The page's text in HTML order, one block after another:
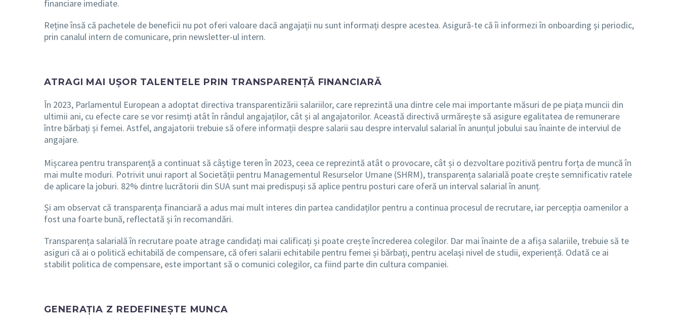
financiare imediate.
Reține însă că pachetele de beneficii nu pot oferi valoare dacă angajații nu sunt informați despre acestea. Asigură-te că îi informezi în onboarding și periodic,
prin canalul intern de comunicare, prin newsletter-ul intern.
ATRAGI MAI UȘOR TALENTELE PRIN TRANSPARENȚĂ FINANCIARĂ
În 2023, Parlamentul European a adoptat directiva transparentizării salariilor, care reprezintă una dintre cele mai importante măsuri de pe piața muncii din
ultimii ani, cu efecte care se vor resimți atât în rândul angajaților, cât și al angajatorilor. Această directivă urmărește să asigure egalitatea de remunerare
între bărbați și femei. Astfel, angajatorii trebuie să ofere informații despre salarii sau despre intervalul salarial în anunțul jobului sau înainte de interviul de
angajare.
Mișcarea pentru transparență a continuat să câștige teren în 2023, ceea ce reprezintă atât o provocare, cât și o dezvoltare pozitivă pentru forța de muncă în
mai multe moduri. Potrivit unui raport al Societății pentru Managementul Resurselor Umane (SHRM), transparența salarială poate crește semnificativ ratele
de aplicare la joburi. 82% dintre lucrătorii din SUA sunt mai predispuși să aplice pentru posturi care oferă un interval salarial în anunț.
Și am observat că transparența financiară a adus mai mult interes din partea candidaților pentru a continua procesul de recrutare, iar percepția oamenilor a
fost una foarte bună, reflectată și în recomandări.
Transparența salarială în recrutare poate atrage candidați mai calificați și poate crește încrederea colegilor. Dar mai înainte de a afișa salariile, trebuie să te
asiguri că ai o politică echitabilă de compensare, că oferi salarii echitabile pentru femei și bărbați, pentru același nivel de studii, experiență. Odată ce ai
stabilit politica de compensare, este important să o comunici colegilor, ca fiind parte din cultura companiei.
GENERAȚIA Z REDEFINEȘTE MUNCA